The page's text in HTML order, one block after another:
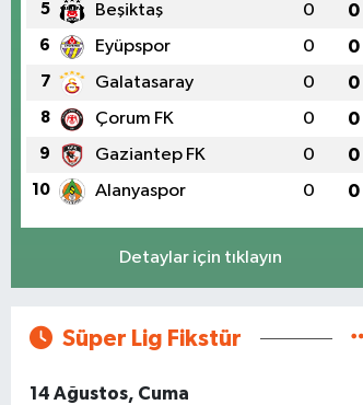
5 Beşiktaş 0 0
6 Eyüpspor 0 0
7 Galatasaray 0 0
8 Çorum FK 0 0
9 Gaziantep FK 0 0
10 Alanyaspor 0 0
Detaylar için tıklayın
Süper Lig Fikstür
14 Ağustos, Cuma